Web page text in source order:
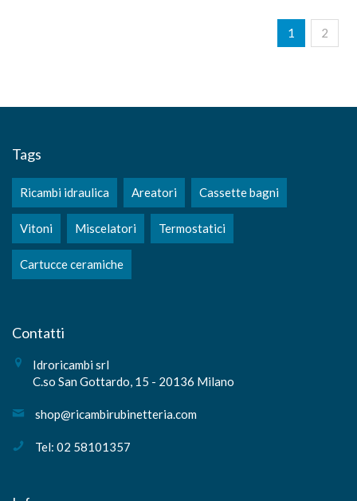
1 2
Tags
Ricambi idraulica Areatori Cassette bagni
Vitoni Miscelatori Termostatici
Cartucce ceramiche
Contatti
Idroricambi srl
C.so San Gottardo, 15 - 20136 Milano
shop@ricambirubinetteria.com
Tel: 02 58101357